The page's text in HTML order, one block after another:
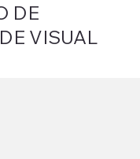
DE
VISUAL